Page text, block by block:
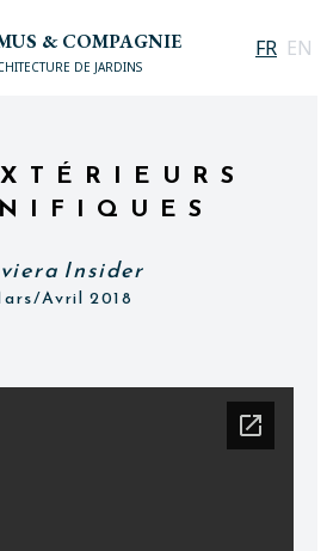
& COMPAGNIE
DE JARDINS
FR EN
Insider
Avril 2018